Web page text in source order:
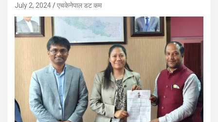
July 2, 2024 एचकेनेपाल डट कम